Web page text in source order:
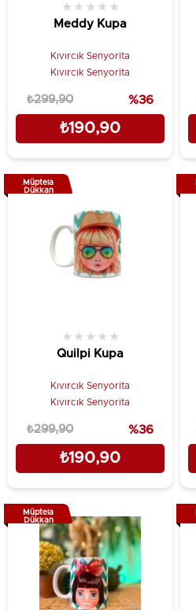
Meddy Kupa
★ ★ ★ ★ ★
Kıvırcık Senyorita
Kıvırcık Senyorita
₺190,90
₺299,90 %36
Quilpi Kupa
★ ★ ★ ★ ★
Kıvırcık Senyorita
Kıvırcık Senyorita
₺190,90
₺299,90 %36
Müptela
Dükkan
Müptela
Dükkan